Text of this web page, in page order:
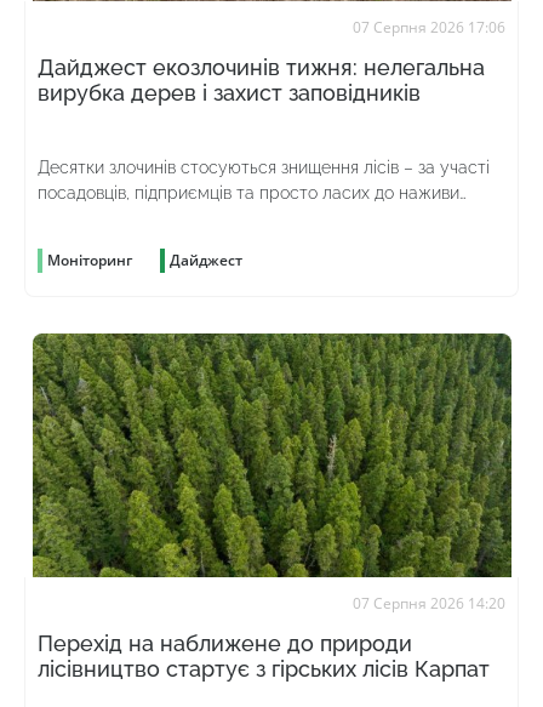
07 Серпня 2026 17:06
Дайджест екозлочинів тижня: нелегальна
вирубка дерев і захист заповідників
Десятки злочинів стосуються знищення лісів – за участі
посадовців, підприємців та просто ласих до наживи
Моніторинг Дайджест
07 Серпня 2026 14:20
Перехід на наближене до природи
лісівництво стартує з гірських лісів Карпат